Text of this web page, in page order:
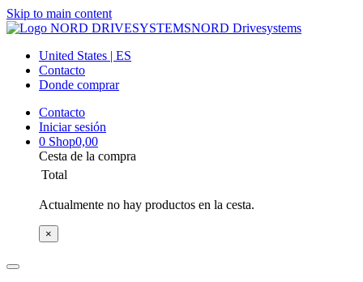
Skip to main content
NORD Drivesystems
United States | ES
Contacto
Donde comprar
Contacto
Iniciar sesión
0 Shop0,00
Cesta de la compra
Total
Actualmente no hay productos en la cesta.
×